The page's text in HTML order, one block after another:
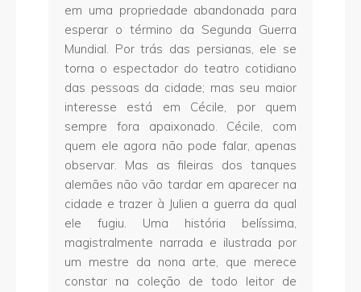
em uma propriedade abandonada para
esperar o término da Segunda Guerra
Mundial. Por trás das persianas, ele se
torna o espectador do teatro cotidiano
das pessoas da cidade; mas seu maior
interesse está em Cécile, por quem
sempre fora apaixonado. Cécile, com
quem ele agora não pode falar, apenas
observar. Mas as fileiras dos tanques
alemães não vão tardar em aparecer na
cidade e trazer à Julien a guerra da qual
ele fugiu. Uma história belíssima,
magistralmente narrada e ilustrada por
um mestre da nona arte, que merece
constar na coleção de todo leitor de